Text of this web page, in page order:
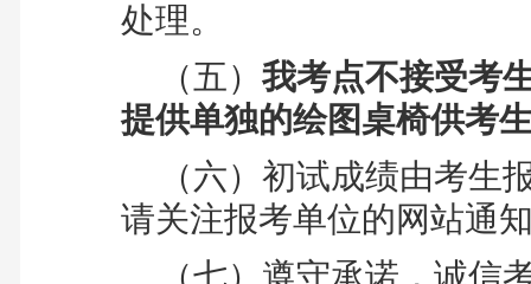
处理。
（五） 我考点不接受考
提供单独的绘图桌椅供考
（六） 初试成绩由考生
请关注报考单位的网站通
（七） 遵守承诺，诚信